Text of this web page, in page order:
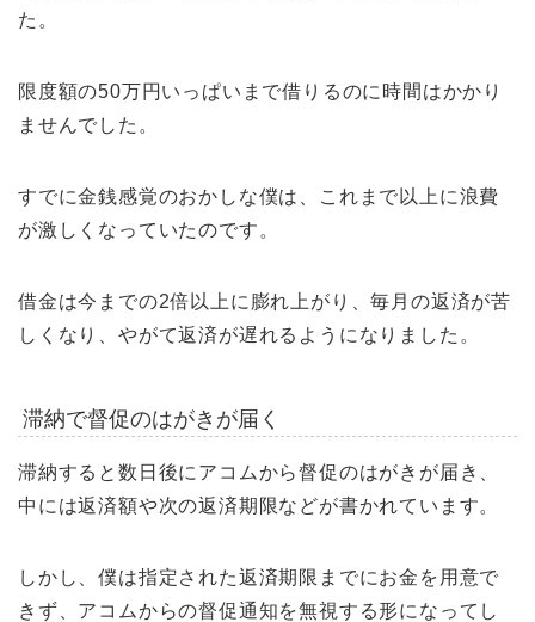
た。
限度額の50万円いっぱいまで借りるのに時間はかかり
ませんでした。
すでに金銭感覚のおかしな僕は、これまで以上に浪費
が激しくなっていたのです。
借金は今までの2倍以上に膨れ上がり、毎月の返済が苦
しくなり、やがて返済が遅れるようになりました。
滞納で督促のはがきが届く
滞納すると数日後にアコムから督促のはがきが届き、
中には返済額や次の返済期限などが書かれています。
しかし、僕は指定された返済期限までにお金を用意で
きず、アコムからの督促通知を無視する形になってし